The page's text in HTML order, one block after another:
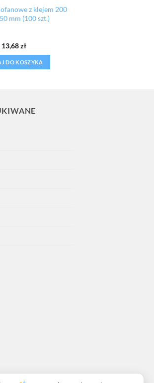
z klejem 200
mm (100 szt.)
13,68zł
DO KOSZYKA